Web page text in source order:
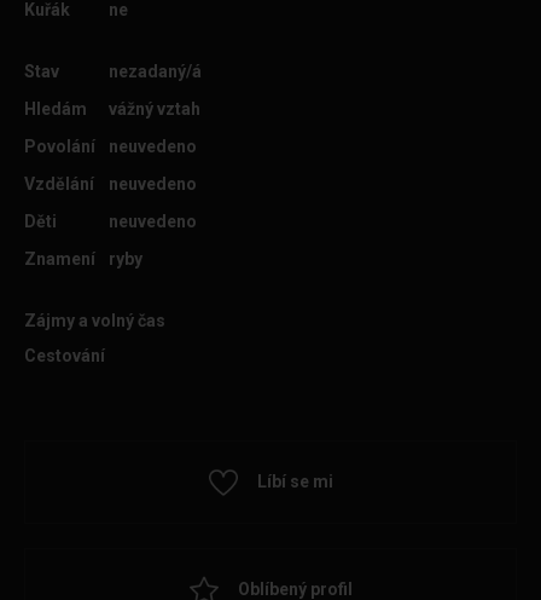
Kuřák
ne
Stav
nezadaný/á
Hledám
vážný vztah
Povolání
neuvedeno
Vzdělání
neuvedeno
Děti
neuvedeno
Znamení
ryby
Zájmy a volný čas
Cestování
Líbí se mi
Oblíbený profil